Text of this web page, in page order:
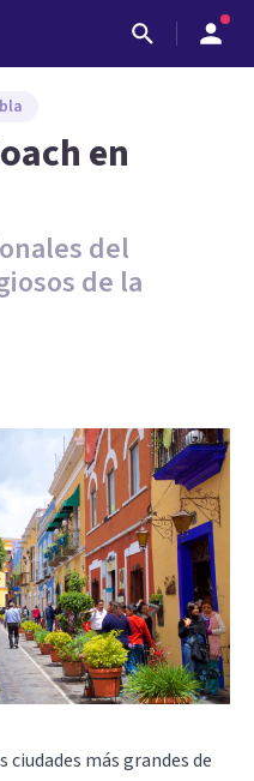
en
del
de la
ciudades más grandes de